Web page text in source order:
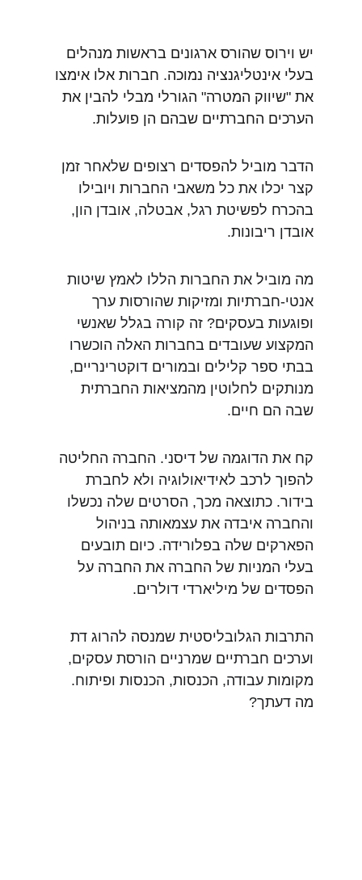
יש וירוס שהורס ארגונים בראשות מנהלים
בעלי אינטליגנציה נמוכה. חברות אלו אימצו
את "שיווק המטרה" הגורלי מבלי להבין את
הערכים החברתיים שבהם הן פועלות.
הדבר מוביל להפסדים רצופים שלאחר זמן
קצר יכלו את כל משאבי החברות ויובילו
בהכרח לפשיטת רגל, אבטלה, אובדן הון,
אובדן ריבונות.
מה מוביל את החברות הללו לאמץ שיטות
אנטי-חברתיות ומזיקות שהורסות ערך
ופוגעות בעסקים? זה קורה בגלל שאנשי
המקצוע שעובדים בחברות האלה הוכשרו
בבתי ספר קלילים ובמורים דוקטרינריים,
מנותקים לחלוטין מהמציאות החברתית
שבה הם חיים.
קח את הדוגמה של דיסני. החברה החליטה
להפוך לרכב לאידיאולוגיה ולא לחברת
בידור. כתוצאה מכך, הסרטים שלה נכשלו
והחברה איבדה את עצמאותה בניהול
הפארקים שלה בפלורידה. כיום תובעים
בעלי המניות של החברה את החברה על
הפסדים של מיליארדי דולרים.
התרבות הגלובליסטית שמנסה להרוג דת
וערכים חברתיים שמרניים הורסת עסקים,
מקומות עבודה, הכנסות, הכנסות ופיתוח.
מה דעתך?